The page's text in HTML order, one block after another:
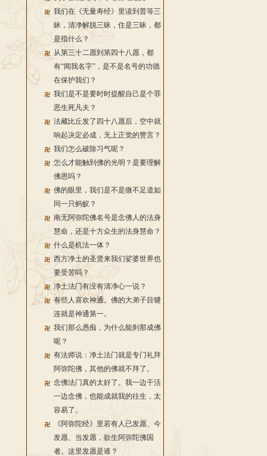
我们在《无量寿经》里读到普等三
昧，清净解脱三昧，住是三昧，都
是指什么？
从第三十二愿到第四十八愿，都
有“闻我名字”，是不是名号的功德
在保护我们？
我们是不是要时时提醒自己是个罪
恶生死凡夫？
法藏比丘发了四十八愿后，空中就
响起决定必成，无上正觉的赞言？
我们怎么破除习气呢？
怎么才能触到佛的光明？是要理解
佛恩吗？
佛的眼里，我们是不是微不足道如
同一只蚂蚁？
南无阿弥陀佛名号是念佛人的法身
慧命，还是十方众生的法身慧命？
什么是机法一体？
西方净土的圣贤来我们娑婆世界也
要受苦吗？
净土法门有没有清净心一说？
有些人喜欢神通。佛的大弟子目犍
连就是神通第一。
我们那么愚痴，为什么能刹那成佛
呢？
有法师说：净土法门就是专门礼拜
阿弥陀佛，其他的佛就不拜了。
念佛法门真的太好了。我一边干活
一边念佛，也能成就我的往生，太
容易了。
《阿弥陀经》里若有人已发愿、今
发愿、当发愿，欲生阿弥陀佛国
者。这里发愿是谁？